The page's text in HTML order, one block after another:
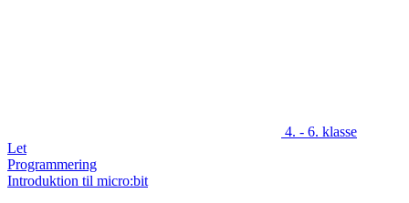
4. - 6. klasse
Let
Programmering
Introduktion til micro:bit